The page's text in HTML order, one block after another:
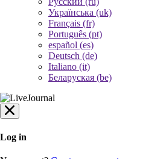
Українська (uk)
Français (fr)
Português (pt)
español (es)
Deutsch (de)
Italiano (it)
Беларуская (be)
Log in